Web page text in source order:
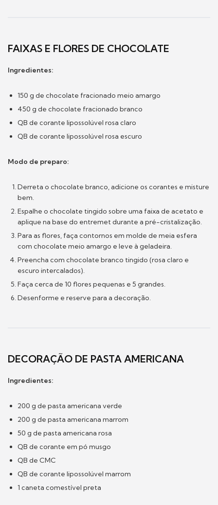
FAIXAS E FLORES DE CHOCOLATE
Ingredientes:
150 g de chocolate fracionado meio amargo
450 g de chocolate fracionado branco
QB de corante lipossolúvel rosa claro
QB de corante lipossolúvel rosa escuro
Modo de preparo:
Derreta o chocolate branco, adicione os corantes e misture
bem.
Espalhe o chocolate tingido sobre uma faixa de acetato e
aplique na base do entremet durante a pré-cristalização.
Para as flores, faça contornos em molde de meia esfera
com chocolate meio amargo e leve à geladeira.
Preencha com chocolate branco tingido (rosa claro e
escuro intercalados).
Faça cerca de 10 flores pequenas e 5 grandes.
Desenforme e reserve para a decoração.
DECORAÇÃO DE PASTA AMERICANA
Ingredientes:
200 g de pasta americana verde
200 g de pasta americana marrom
50 g de pasta americana rosa
QB de corante em pó musgo
QB de CMC
QB de corante lipossolúvel marrom
1 caneta comestível preta